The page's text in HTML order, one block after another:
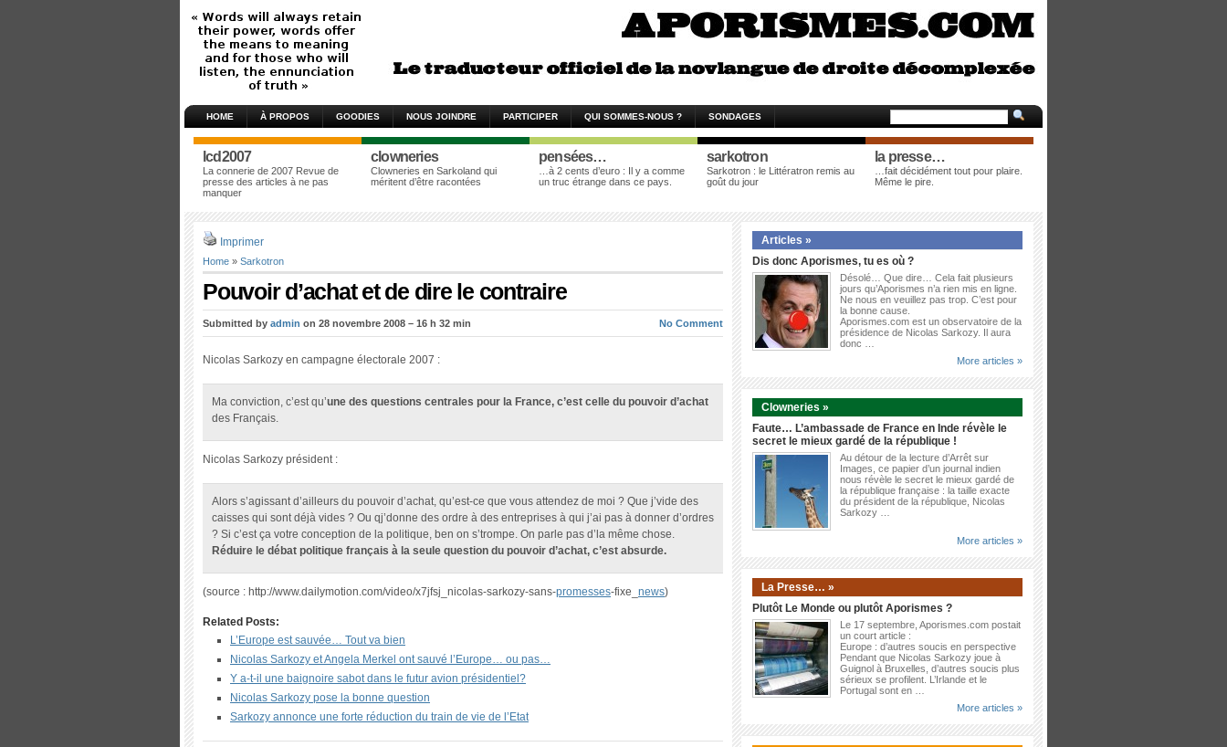
HOME À PROPOS GOODIES NOUS JOINDRE PARTICIPER QUI SOMMES-NOUS ? SONDAGES
lcd2007
La connerie de 2007 Revue de
presse des articles à ne pas
manquer
clowneries
Clowneries en Sarkoland qui
méritent d’être racontées
pensées…
…à 2 cents d’euro : Il y a comme
un truc étrange dans ce pays.
sarkotron
Sarkotron : le Littératron remis au
goût du jour
la presse…
…fait décidément tout pour plaire.
Même le pire.
Imprimer
Home » Sarkotron
Pouvoir d’achat et de dire le contraire
Submitted by admin on 28 novembre 2008 – 16 h 32 min No Comment
Nicolas Sarkozy en campagne électorale 2007 :
Ma conviction, c’est qu’une des questions centrales pour la France, c’est celle du pouvoir d’achat
des Français.
Nicolas Sarkozy président :
Alors s’agissant d’ailleurs du pouvoir d’achat, qu’est-ce que vous attendez de moi ? Que j’vide des
caisses qui sont déjà vides ? Ou qj’donne des ordre à des entreprises à qui j’ai pas à donner d’ordres
? Si c’est ça votre conception de la politique, ben on s’trompe. On parle pas d’la même chose.
Réduire le débat politique français à la seule question du pouvoir d’achat, c’est absurde.
(source : http://www.dailymotion.com/video/x7jfsj_nicolas-sarkozy-sans-promesses-fixe_ news)
Related Posts:
L’Europe est sauvée… Tout va bien
Nicolas Sarkozy et Angela Merkel ont sauvé l’Europe… ou pas…
Y a-t-il une baignoire sabot dans le futur avion présidentiel?
Nicolas Sarkozy pose la bonne question
Sarkozy annonce une forte réduction du train de vie de l’Etat
Articles »
Dis donc Aporismes, tu es où ?
Désolé… Que dire… Cela fait plusieurs
jours qu’Aporismes n’a rien mis en ligne.
Ne nous en veuillez pas trop. C’est pour
la bonne cause.
Aporismes.com est un observatoire de la
présidence de Nicolas Sarkozy. Il aura
donc …
More articles »
Clowneries »
Faute… L’ambassade de France en Inde révèle le
secret le mieux gardé de la république !
Au détour de la lecture d’Arrêt sur
Images, ce papier d’un journal indien
nous révèle le secret le mieux gardé de
la république française : la taille exacte
du président de la république, Nicolas
Sarkozy …
More articles »
La Presse… »
Plutôt Le Monde ou plutôt Aporismes ?
Le 17 septembre, Aporismes.com postait
un court article :
Europe : d’autres soucis en perspective
Pendant que Nicolas Sarkozy joue à
Guignol à Bruxelles, d’autres soucis plus
sérieux se profilent. L’Irlande et le
Portugal sont en …
More articles »